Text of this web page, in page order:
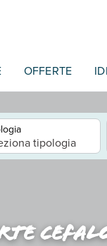
OFFERTE
tipologia